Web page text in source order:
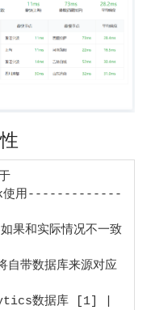
使用-------------
果和实际情况不一致
自带数据库来源对应
数据库 [1] |